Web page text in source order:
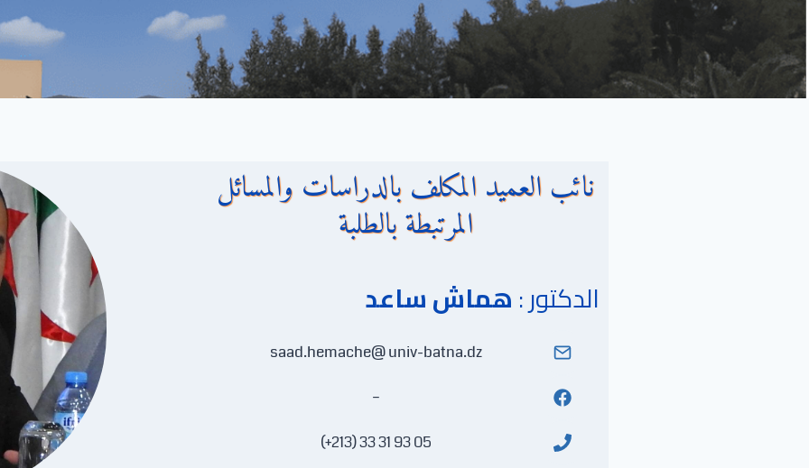
نائب العميد المكلف بالدراسات والمسائل
المرتبطة بالطلبة
الدكتور :هماش ساعد
saad.hemache@ univ-batna.dz
–
05 93 31 33 (213+)